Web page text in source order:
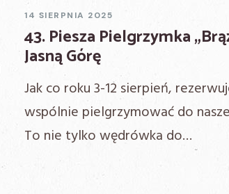
14 SIERPNIA 2025
43. Piesza Pielgrzymka
Jasną Górę
Jak co roku 3-12 sierpień,
wspólnie pielgrzymować do
To nie tylko wędrówka do…
Masz pytania?Zadzwoń